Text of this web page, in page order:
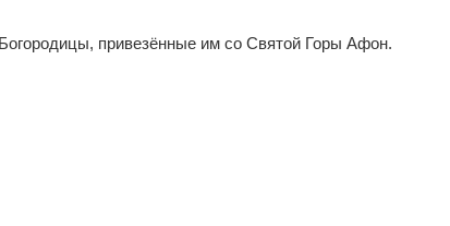
привезённые им со Святой Горы Афон.